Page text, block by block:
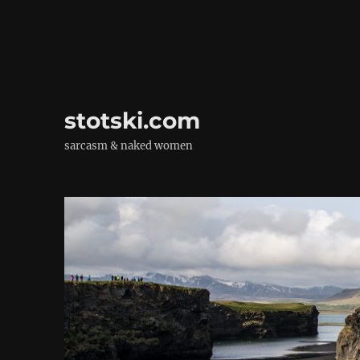
stotski.com
sarcasm & naked women